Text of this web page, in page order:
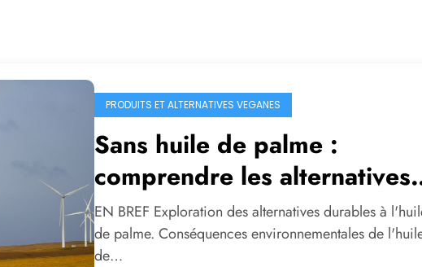
PRODUITS ET ALTERNATIVES VEGANES
Sans huile de palme :
comprendre les alternatives
durables
EN BREF Exploration des alternatives durables à
de palme. Conséquences environnementales de
de…